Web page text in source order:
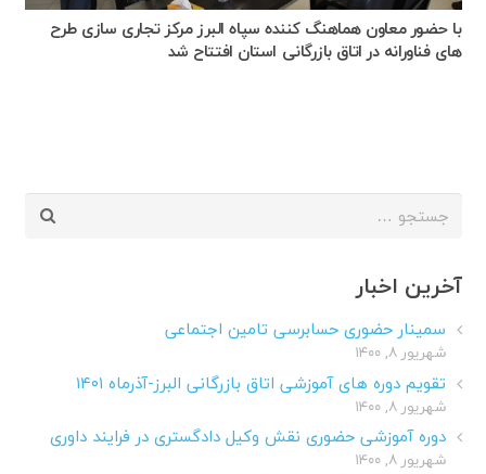
با حضور معاون هماهنگ کننده سپاه البرز مرکز تجاری سازی طرح
های فناورانه در اتاق بازرگانی استان افتتاح شد
جستجو
آخرین اخبار
سمینار حضوری حسابرسی تامین اجتماعی
شهریور ۸, ۱۴۰۰
تقویم دوره های آموزشی اتاق بازرگانی البرز-آذرماه ۱۴۰۱
شهریور ۸, ۱۴۰۰
دوره آموزشی حضوری نقش وکیل دادگستری در فرایند داوری
شهریور ۸, ۱۴۰۰